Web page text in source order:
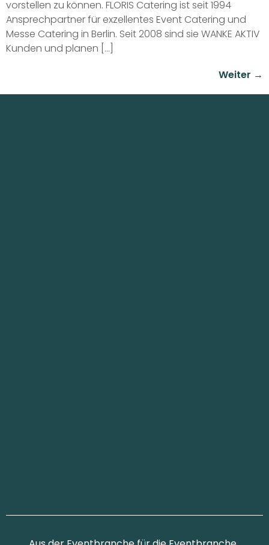
vorstellen zu können. FLORIS Catering ist seit 1994
Ansprechpartner für exzellentes Event Catering und
Messe Catering in Berlin. Seit 2008 sind sie WANKE AKTIV
Kunden und planen […]
Weiter →